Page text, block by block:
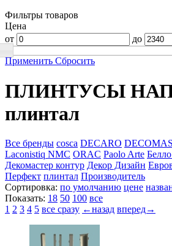
Фильтры товаров
Цена
от
до
Применить Сбросить
ПЛИНТУСЫ
плинтал
Все бренды cosca DECARO
Laconistiq NMC ORAC Paolo Arte
Декомастер контур Декор Дизайн
Перфект плинтал Производитель
Сортировка: по умолчанию цене
Показать: 18 50 100 все
1 2 3 4 5 все сразу ←назад вперед→